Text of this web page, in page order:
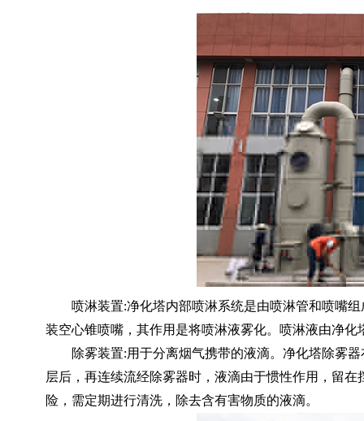
喷淋装置:净化塔内部喷淋系统是由喷淋管和喷嘴
装空心锥喷嘴，其作用是将喷淋液雾化。喷淋液由净
除雾装置:用于分离烟气携带的液滴。净化塔除雾
层后，再连续流经除雾器时，液滴由于惯性作用，留
险，需定期进行清洗，除去含有害物质的液滴。